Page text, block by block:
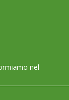
nel